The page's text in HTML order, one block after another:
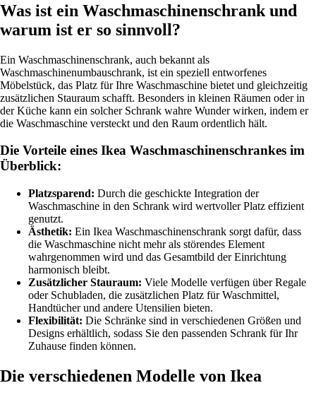
Was ist ein Waschmaschinenschrank und
warum ist er so sinnvoll?
Ein Waschmaschinenschrank, auch bekannt als
Waschmaschinenumbauschrank, ist ein speziell entworfenes
Möbelstück, das Platz für Ihre Waschmaschine bietet und gleichzeitig
zusätzlichen Stauraum schafft. Besonders in kleinen Räumen oder in
der Küche kann ein solcher Schrank wahre Wunder wirken, indem er
die Waschmaschine versteckt und den Raum ordentlich hält.
Die Vorteile eines Ikea Waschmaschinenschrankes im
Überblick:
Platzsparend: Durch die geschickte Integration der
Waschmaschine in den Schrank wird wertvoller Platz effizient
genutzt.
Ästhetik: Ein Ikea Waschmaschinenschrank sorgt dafür, dass
die Waschmaschine nicht mehr als störendes Element
wahrgenommen wird und das Gesamtbild der Einrichtung
harmonisch bleibt.
Zusätzlicher Stauraum: Viele Modelle verfügen über Regale
oder Schubladen, die zusätzlichen Platz für Waschmittel,
Handtücher und andere Utensilien bieten.
Flexibilität: Die Schränke sind in verschiedenen Größen und
Designs erhältlich, sodass Sie den passenden Schrank für Ihr
Zuhause finden können.
Die verschiedenen Modelle von Ikea